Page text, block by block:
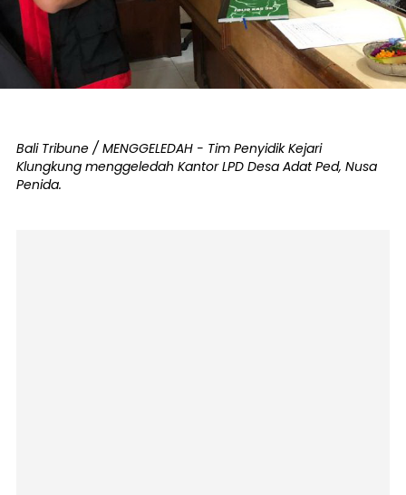
Bali Tribune / MENGGELEDAH - Tim Penyidik Kejari
Klungkung menggeledah Kantor LPD Desa Adat Ped, Nusa
Penida.